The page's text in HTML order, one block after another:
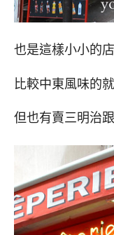
也是這樣小小的店
比較中東風味的
但也有賣三明治